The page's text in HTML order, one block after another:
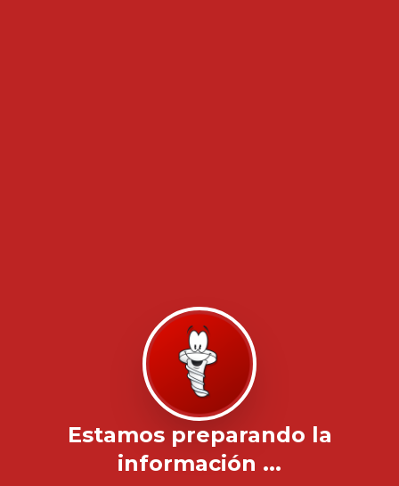
Estamos preparando la
información ...